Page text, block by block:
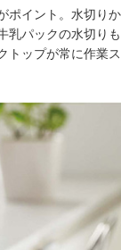
ポイント。水切り
乳パックの水切り
トップが常に作業